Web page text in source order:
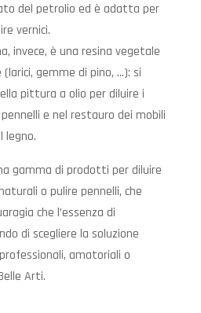
del petrolio ed è adatta per
vernici.
invece, è una resina vegetale
gemme di pino, …): si
pittura a olio per diluire i
e nel restauro dei mobili
legno.
gamma di prodotti per diluire
o pulire pennelli, che
che l’essenza di
di scegliere la soluzione
amatoriali o
Arti.